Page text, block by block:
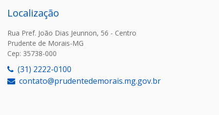
Localização
Rua Pref. João Dias Jeunnon, 56 - Centro
Prudente de Morais-MG
Cep: 35738-000
(31) 2222-0100
contato@prudentedemorais.mg.gov.br